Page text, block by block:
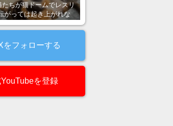
ちが猫ドームでレスリ
がっては起き上がれな
をフォローする
を登録